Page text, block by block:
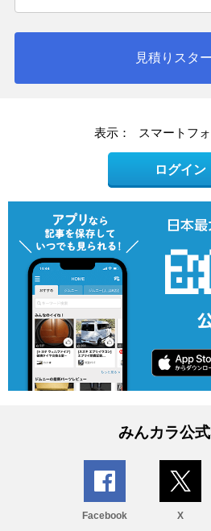
見積りスタ
表示： スマートフ
ログイン
みんカラ公
Facebook X